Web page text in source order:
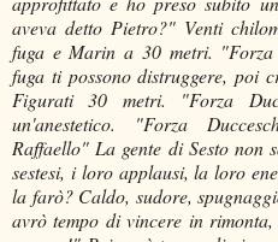
aveva detto Pietro?" Venti
fuga e Marin a 30 metri.
fuga ti possono distruggere, poi
Figurati 30 metri. "Forza
un'anestetico. "Forza
Raffaello" La gente di Sesto non
sestesi, i loro applausi, la loro
la farò? Caldo, sudore,
avrò tempo di vincere in